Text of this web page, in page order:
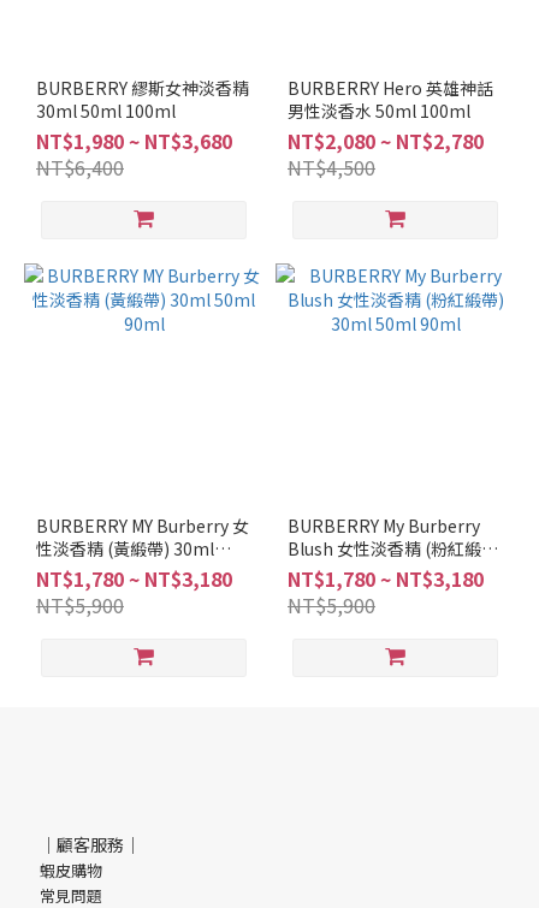
BURBERRY 繆斯女神淡香精
30ml 50ml 100ml
NT$1,980 ~ NT$3,680
NT$6,400
BURBERRY Hero 英雄神話
男性淡香水 50ml 100ml
NT$2,080 ~ NT$2,780
NT$4,500
BURBERRY MY Burberry 女
性淡香精 (黃緞帶) 30ml
50ml 90ml
NT$1,780 ~ NT$3,180
NT$5,900
BURBERRY My Burberry
Blush 女性淡香精 (粉紅緞
帶) 30ml 50ml 90ml
NT$1,780 ~ NT$3,180
NT$5,900
｜顧客服務｜
蝦皮購物
常見問題